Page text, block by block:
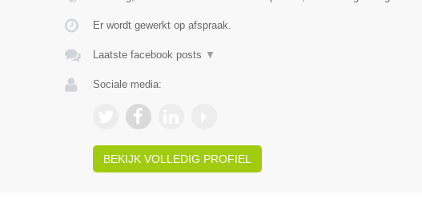
Er wordt gewerkt op afspraak.
Laatste facebook posts ▼
Sociale media:
BEKIJK VOLLEDIG PROFIEL